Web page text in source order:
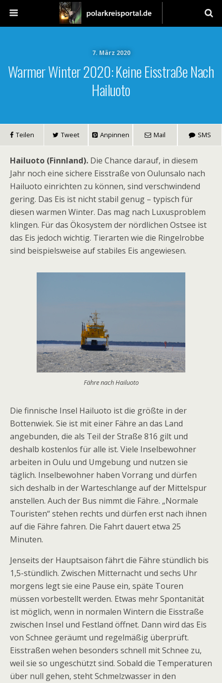
7. März 2020
Warmer Winter 2020: Keine Eisstraße Nach
Hailuoto
Teilen Tweet Anpinnen Mail SMS
Hailuoto (Finnland). Die Chance darauf, in diesem
Jahr noch eine sichere Eisstraße von Oulunsalo nach
Hailuoto einrichten zu können, sind verschwindend
gering. Das Eis ist nicht stabil genug – typisch für
diesen warmen Winter. Das mag nach Luxusproblem
klingen. Für das Ökosystem der nördlichen Ostsee ist
das Eis jedoch wichtig. Tierarten wie die Ringelrobbe
sind beispielsweise auf stabiles Eis angewiesen.
Fähre nach Hailuoto
Die finnische Insel Hailuoto ist die größte in der
Bottenwiek. Sie ist mit einer Fähre an das Land
angebunden, die als Teil der Straße 816 gilt und
deshalb kostenlos für alle ist. Viele Inselbewohner
arbeiten in Oulu und Umgebung und nutzen sie
täglich. Inselbewohner haben Vorrang und dürfen
sich deshalb in der Warteschlange auf der Mittelspur
anstellen. Auch der Bus nimmt die Fähre. „Normale
Touristen“ stehen rechts und dürfen erst nach ihnen
auf die Fähre fahren. Die Fahrt dauert etwa 25
Minuten.
Jenseits der Hauptsaison fährt die Fähre stündlich bis
1,5-stündlich. Zwischen Mitternacht und sechs Uhr
morgens legt sie eine Pause ein, späte Touren
müssen vorbestellt werden. Etwas mehr Spontanität
ist möglich, wenn in normalen Wintern die Eisstraße
zwischen Insel und Festland öffnet. Dann wird das Eis
von Schnee geräumt und regelmäßig überprüft.
Eisstraßen wehen besonders schnell mit Schnee zu,
weil sie so ungeschützt sind. Sobald die Temperaturen
über null gehen, steht Schmelzwasser in den